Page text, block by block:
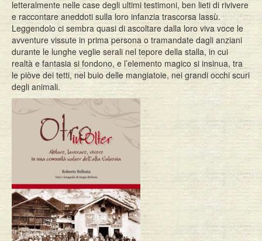
letteralmente nelle case degli ultimi testimoni, ben lieti di rivivere
e raccontare aneddoti sulla loro infanzia trascorsa lassù.
Leggendolo ci sembra quasi di ascoltare dalla loro viva voce le
avventure vissute in prima persona o tramandate dagli anziani
durante le lunghe veglie serali nel tepore della stalla, in cui
realtà e fantasia si fondono, e l’elemento magico si insinua, tra
le piòve dei tetti, nel buio delle mangiatoie, nei grandi occhi scuri
degli animali.